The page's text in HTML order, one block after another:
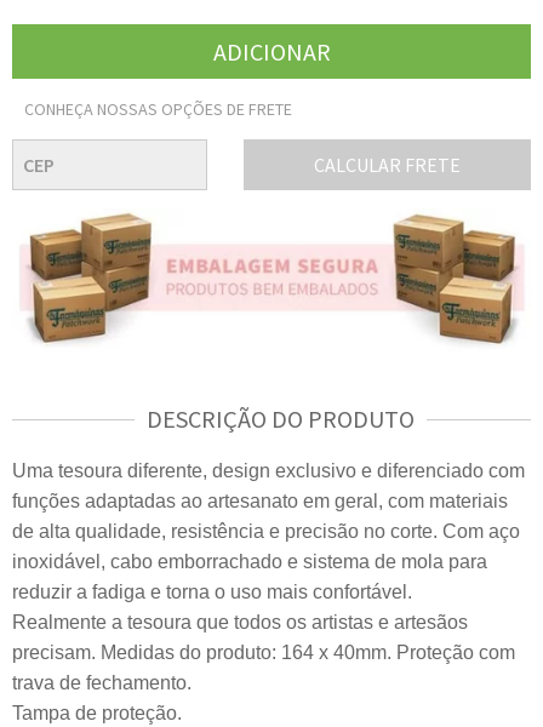
CONHEÇA NOSSAS OPÇÕES DE FRETE
CALCULAR FRETE
DESCRIÇÃO DO PRODUTO
Uma tesoura diferente, design exclusivo e diferenciado com
funções adaptadas ao artesanato em geral, com materiais
de alta qualidade, resistência e precisão no corte. Com aço
inoxidável, cabo emborrachado e sistema de mola para
reduzir a fadiga e torna o uso mais confortável.
Realmente a tesoura que todos os artistas e artesãos
precisam. Medidas do produto: 164 x 40mm. Proteção com
trava de fechamento.
Tampa de proteção.